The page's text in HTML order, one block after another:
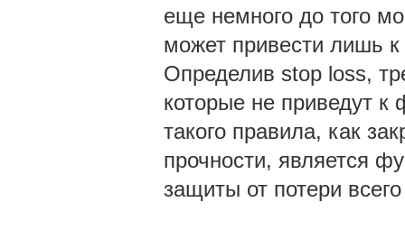
еще немного до того
может привести лишь
Определив stop loss,
которые не приведут к
такого правила, как
прочности, является
защиты от потери всего